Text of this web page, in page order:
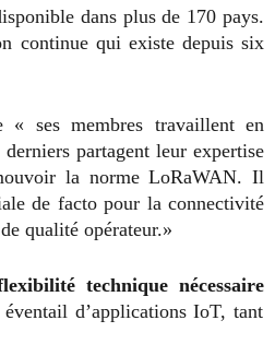
dans plus de 170 pays.
continue qui existe depuis six
« ses membres travaillent en
partagent leur expertise
la norme LoRaWAN. Il
de facto pour la connectivité
qualité opérateur.»
technique nécessaire
d’applications IoT, tant